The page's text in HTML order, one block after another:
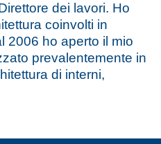
dei lavori. Ho
coinvolti in
2006 ho aperto il mio
prevalentemente in
di interni,